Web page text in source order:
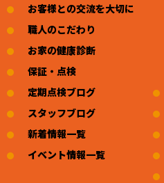
お客様との交流を大切に
職人のこだわり
お家の健康診断
保証・点検
定期点検ブログ
スタッフブログ
新着情報一覧
イベント情報一覧